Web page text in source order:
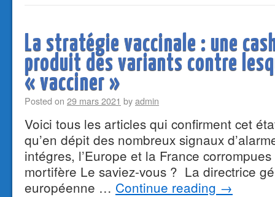
La stratégie vaccinale : une
produit des variants contre
« vacciner »
Posted on 29 mars 2021 byadmin
Voici tous les articles qui confirment cet
qu’en dépit des nombreux signaux
intégres, l’Europe et la France
mortifère Le saviez-vous ? La directrice
européenne … Continue reading →